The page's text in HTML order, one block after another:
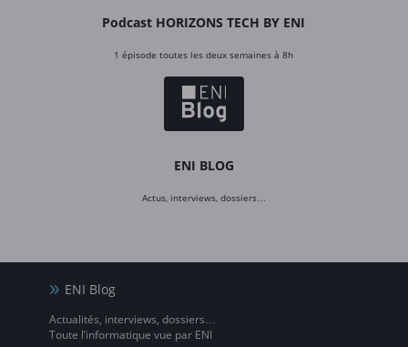
Podcast HORIZONS TECH BY ENI
1 épisode toutes les deux semaines à 8h
ENI BLOG
Actus, interviews, dossiers…
ENI Blog
Actualités, interviews, dossiers…
Toute l’informatique vue par ENI